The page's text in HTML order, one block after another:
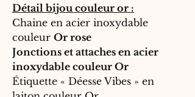
Détail bijou couleur or :
Chaine en acier inoxydable
couleur Or rose
Jonctions et attaches en acier
inoxydable couleur Or
Étiquette « Déesse Vibes » en